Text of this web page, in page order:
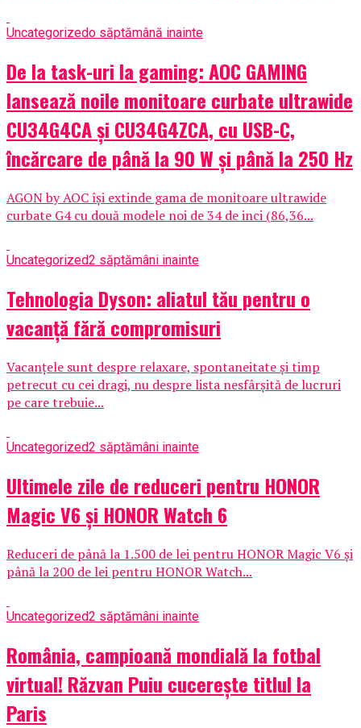
Uncategorizedo săptămână inainte
De la task-uri la gaming: AOC GAMING
lansează noile monitoare curbate ultrawide
CU34G4CA și CU34G4ZCA, cu USB-C,
încărcare de până la 90 W și până la 250 Hz
AGON by AOC își extinde gama de monitoare ultrawide
curbate G4 cu două modele noi de 34 de inci (86,36...
Uncategorized2 săptămâni inainte
Tehnologia Dyson: aliatul tău pentru o
vacanță fără compromisuri
Vacanțele sunt despre relaxare, spontaneitate și timp
petrecut cu cei dragi, nu despre lista nesfârșită de lucruri
pe care trebuie...
Uncategorized2 săptămâni inainte
Ultimele zile de reduceri pentru HONOR
Magic V6 și HONOR Watch 6
Reduceri de până la 1.500 de lei pentru HONOR Magic V6 și
până la 200 de lei pentru HONOR Watch...
Uncategorized2 săptămâni inainte
România, campioană mondială la fotbal
virtual! Răzvan Puiu cucerește titlul la
Paris